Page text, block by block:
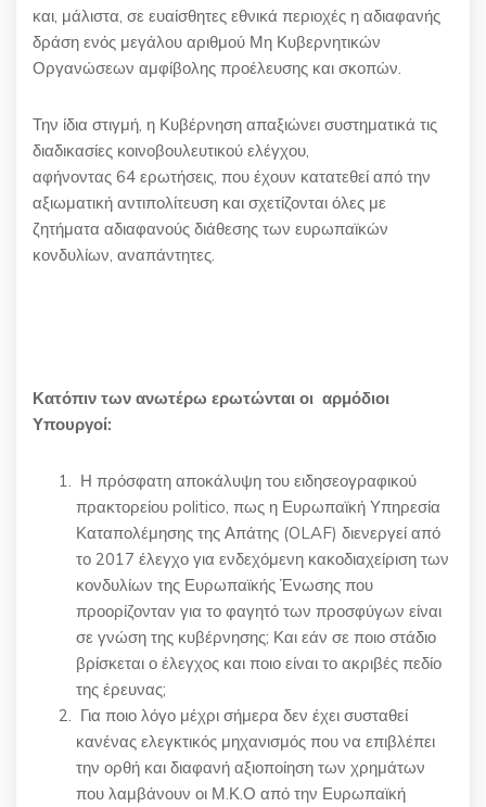
και, μάλιστα, σε ευαίσθητες εθνικά περιοχές η αδιαφανής
δράση ενός μεγάλου αριθμού Μη Κυβερνητικών
Οργανώσεων αμφίβολης προέλευσης και σκοπών.
Την ίδια στιγμή, η Κυβέρνηση απαξιώνει συστηματικά τις
διαδικασίες κοινοβουλευτικού ελέγχου,
αφήνοντας 64 ερωτήσεις, που έχουν κατατεθεί από την
αξιωματική αντιπολίτευση και σχετίζονται όλες με
ζητήματα αδιαφανούς διάθεσης των ευρωπαϊκών
κονδυλίων, αναπάντητες.
Κατόπιν των ανωτέρω ερωτώνται οι αρμόδιοι
Υπουργοί:
Η πρόσφατη αποκάλυψη του ειδησεογραφικού
πρακτορείου politico, πως η Ευρωπαϊκή Υπηρεσία
Καταπολέμησης της Απάτης (OLAF) διενεργεί από
το 2017 έλεγχο για ενδεχόμενη κακοδιαχείριση των
κονδυλίων της Ευρωπαϊκής Ένωσης που
προορίζονταν για το φαγητό των προσφύγων είναι
σε γνώση της κυβέρνησης; Και εάν σε ποιο στάδιο
βρίσκεται ο έλεγχος και ποιο είναι το ακριβές πεδίο
της έρευνας;
Για ποιο λόγο μέχρι σήμερα δεν έχει συσταθεί
κανένας ελεγκτικός μηχανισμός που να επιβλέπει
την ορθή και διαφανή αξιοποίηση των χρημάτων
που λαμβάνουν οι Μ.Κ.Ο από την Ευρωπαϊκή